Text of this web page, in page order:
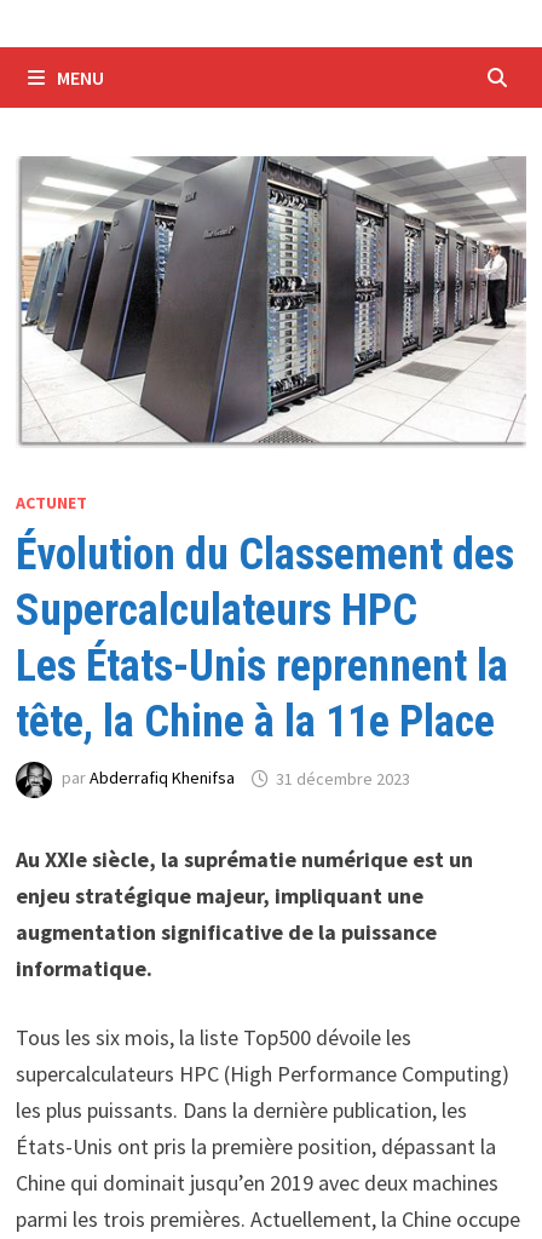
MENU
ACTUNET
Évolution du Classement des
Supercalculateurs HPC
Les États-Unis reprennent la
tête, la Chine à la 11e Place
parAbderrafiq Khenifsa 31 décembre 2023
Au XXIe siècle, la suprématie numérique est un
enjeu stratégique majeur, impliquant une
augmentation significative de la puissance
informatique.
Tous les six mois, la liste Top500 dévoile les
supercalculateurs HPC (High Performance Computing)
les plus puissants. Dans la dernière publication, les
États-Unis ont pris la première position, dépassant la
Chine qui dominait jusqu’en 2019 avec deux machines
parmi les trois premières. Actuellement, la Chine occupe